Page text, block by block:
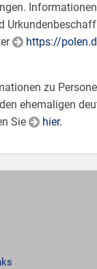
https://​
zu
ehe­ma­li­gen
Sie
hier.